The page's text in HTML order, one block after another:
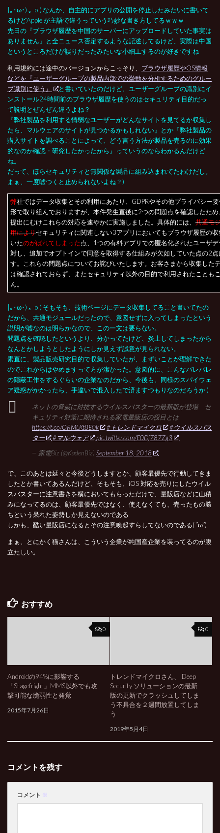
|｡･ω･) 。o ( なんか、自主的にアプリの公開を停止したみたいに書いて
るけどApple が主語で違うっていう巧妙な書き方してるｗｗｗ
先日の『ブラウザ履歴を中国のサーバーにアップロードしていた事実は
ありません』と全ニュース否定するような記述してるけど、実際は中国
というところだけが誤りだったみたいな小細工するのが好きですね
利用規約には途中のバージョンからこっそり、 ブラウザ履歴やOS情報
などを『ユーザーグループの製品内部での挙動を分析するためのグルー
プ識別に使う』
と書いていたのだけど、ユーザーグループの識別にイ
ンストール24時間前のブラウザ履歴を使うのはセキュリティ目的だっ
て説明とぜんぜん違うよね？
『弊社製品を利用する情弱なユーザーがどんなサイトを見てるか収集し
たら、マルウェアのサイトが見つかるかもしれない』とか『弊社製品の
購入サイトを調べることによって、どう言う方法が製品を売るのに効果
的なのか確認・研究したかったから』っていうのならわかるんだけど
ね。
だって、ほらセキュリティと無関係な製品に組み込まれてたわけだし。
まぁ、一度嘘つくと止められないよね？)
弊社ではデータ収集とその利用にあたり、GDPRやその他プライバシー
形で取り組んでおりますが、本件発生直後に2つの問題点を確認したた
提出にむけこれらの対応を速やかに実施しました。具体的には、 共通モ
用によりセキュリティに関連しない3アプリにおいてもブラウザ履歴の
いたのがばれてしまった点、1つの有料アプリでの匿名化されたユーザ
対し、追加でオプトインで同意を取得する仕組みが欠如していた点の2
す。これらの問題点についてお詫びいたします。お客さまから収集した
は確認されておらず、またセキュリティ以外の目的で利用されたことも
ん。
|｡･ω･) 。o ( そもそも、技術ページにデータ収集してること書いてたの
だから、共通モジュールだったので、意図せずに入ってしまったという
説明が嘘なのは明らかなので、この一文は要らない。
問題点を確認したというより、分かってたけど、炎上してしまったから
なんとかしようとしたようにしか見えず誠意が見られない。
素直に、製品販売研究目的で収集していたが、まずいことが理解できた
のでこれからはやめますって方が潔かった。意図的に、こんなバレバレ
の隠蔽工作をするぐらいの企業なのだから、今後も、同様のスパイウェ
ア疑惑がかかったら、手違いで混入したで済ますつもりなのだろうか )
ネットの脅威に対抗するウイルスバスターの最新版が登場 セ
キュリティ対策に期待される家電量販店の役目とは
https://t.co/ORMLKt8E0k
#トレンドマイクロ
#ウイルスバス
ター
#マルウェア
pic.twitter.com/E0Dj787Zg3
— 家電Biz (@KadenBiz) September 18, 2018
で、このあとは延々と今後どうしますとか、顧客最優先で行動してきま
したとか書いてあるんだけど、そもそも、iOS 対応を売りにしたウイル
スバスターに注意書きを横においてもらっただけで、量販店などに山積
みになってるのは、顧客最優先ではなく、使えなくても、売ったもの勝
ちという呆れた姿勢しか見えないのである
しかも、酷い量販店になるとその注意喚起すらしてないのである( ˘ω˘)
まぁ、とにかく猫さんは、こういう企業が純国産企業を装ってるのが腹
立たしい。
おすすめ
0
Androidの94%に影響する
「Stagefright」MMS以外でも攻
撃可能な脆弱性と発覚
2015年7月26日
0
トレンドマイクロさん、 Deep
Security ソリューションの最新
版の更新でクラッシュしてしま
う不具合を２週間放置してしま
う
2019年5月4日
コメントを残す
コメント ※